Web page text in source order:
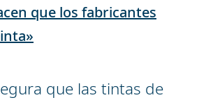
que los fabricantes
que las tintas de